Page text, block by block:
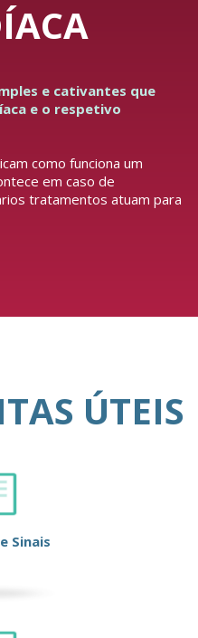
e cativantes que
e o respetivo
como funciona um
em caso de
tratamentos atuam para
ÚTEIS
Sinais